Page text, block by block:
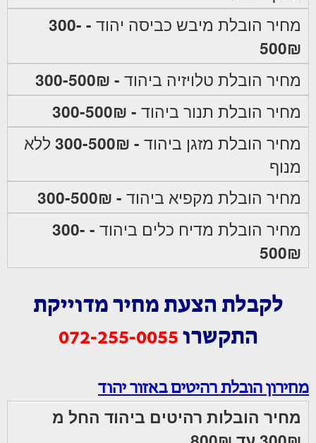
מחיר הובלת מיבש כביסה יהוד
- 300-
500₪
מחיר הובלת טלויזיה ביהוד - 300-500₪
מחיר הובלת תנור ביהוד - 300-500₪
מחיר הובלת מזגן ביהוד - 300-500₪
ללא
מנוף
מחיר הובלת מקפיא ביהוד - 300-500₪
מחיר הובלת מדיח כלים ביהוד
- 300-
500₪
לקבלת הצעת מחיר מדוייקת
התקשרו 072-255-0055
מחירון הובלת רהיטים באזור יהוד
מחיר הובלות רהיטים ביהוד החל מ